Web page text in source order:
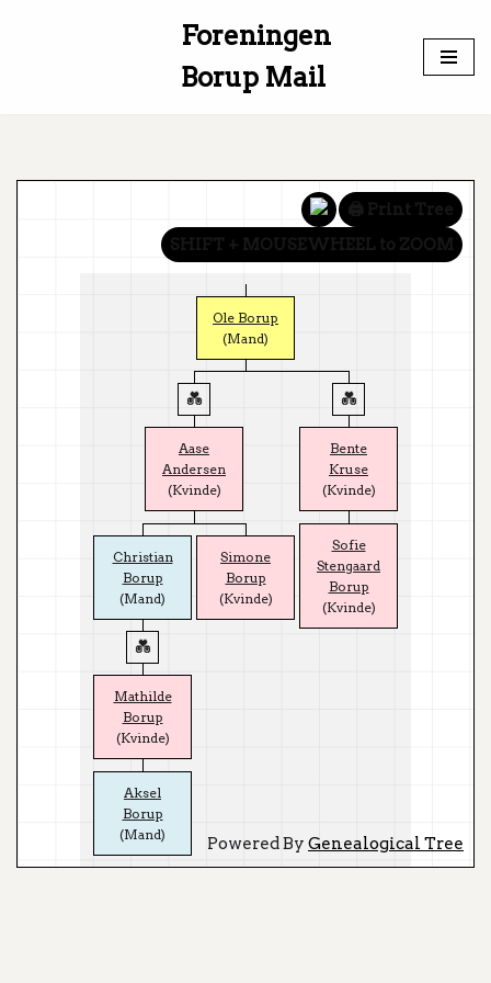
Foreningen
Borup Mail
Ole Borup
(Mand)
Aase
Andersen
(Kvinde)
Christian
Borup
(Mand)
Mathilde
Borup
(Kvinde)
Aksel
Borup
(Mand)
Simone
Borup
(Kvinde)
Bente
Kruse
(Kvinde)
Sofie
Stengaard
Borup
(Kvinde)
Powered By Genealogical Tree